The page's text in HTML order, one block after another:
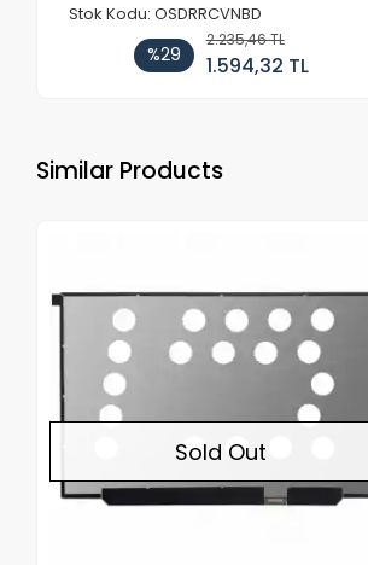
Stok Kodu: OSDRRCVNBD
%29
2.235,46 TL
1.594,32 TL
Similar Products
Sold Out